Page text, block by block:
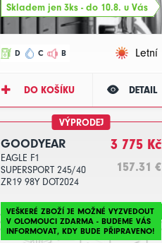
Skladem jen 3ks - do 10.8. u Vás
D C B Letní
DO KOŠÍKU DETAIL
VÝPRODEJ
GOODYEAR
EAGLE F1
SUPERSPORT 245/40
ZR19 98Y DOT2024
3 775 Kč
157.31 €
VEŠKERÉ ZBOŽÍ JE MOŽNÉ VYZVEDOUT
V OLOMOUCI ZDARMA - BUDEME VÁS
INFORMOVAT, KDY BUDE PŘIPRAVENO!